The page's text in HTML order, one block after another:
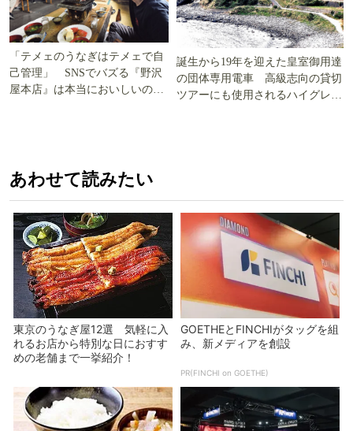
「テメェのうなぎはテメェで自
己管理」 SNSでバズる『野沢
屋本店』は本当においしいの
誕生から19年を迎えた皇室御用達
の団体専用電車 高級志向の貸切
ツアーにも使用されるハイグレー
あわせて読みたい
東京のうなぎ屋12選 気軽に入
れるお店から特別な日におすす
めの老舗まで一挙紹介！
GOETHEとFINCHIがタッグを組
み、新メディアを創設
PR(FINCHI on GOETHE)